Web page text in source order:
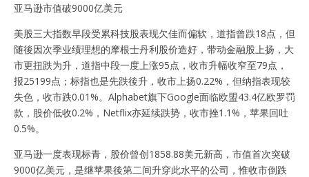
亚马逊市值破9000亿美元
美股三大指数早段受累科技股表现欠佳而偏软，道指曾跌18点，但
随後因次季业绩理想的摩根士丹利股价造好，带动金融股上扬，大
市更扭跌为升，道指中段一度上涨95点，收市升幅收窄至79点，
报25199点；标指也是先跌後升，收市上扬0.22%，但纳指表现较
失色，收市跌0.01%。Alphabet旗下Google面临欧盟43.4亿欧罗罚
款，股价低收0.2%，Netflix亦延续跌势，收市挫1.1%，苹果回吐
0.5%。
亚马逊一度表现标青，股价曾创1858.88美元新高，市值首次突破
9000亿美元，是继苹果後第二间升穿此水平的公司，惟收市倒跌